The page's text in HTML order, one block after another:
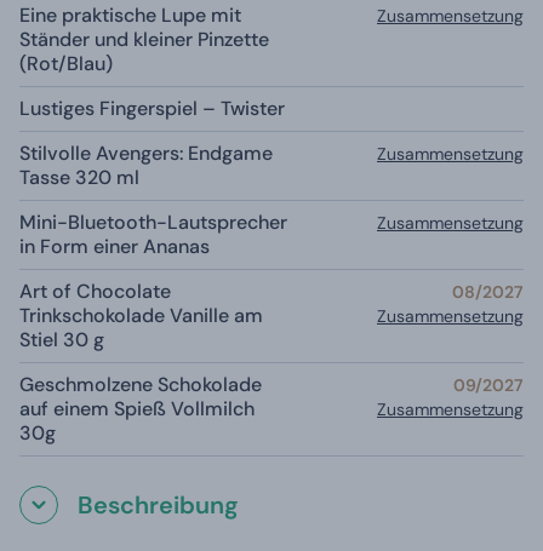
Eine praktische Lupe mit
Ständer und kleiner Pinzette
(Rot/Blau)
Zusammensetzung
Lustiges Fingerspiel – Twister
Stilvolle Avengers: Endgame
Tasse 320 ml
Zusammensetzung
Mini-Bluetooth-Lautsprecher
in Form einer Ananas
Zusammensetzung
Art of Chocolate
Trinkschokolade Vanille am
Stiel 30 g
08/2027
Zusammensetzung
Geschmolzene Schokolade
auf einem Spieß Vollmilch
30g
09/2027
Zusammensetzung
Beschreibung